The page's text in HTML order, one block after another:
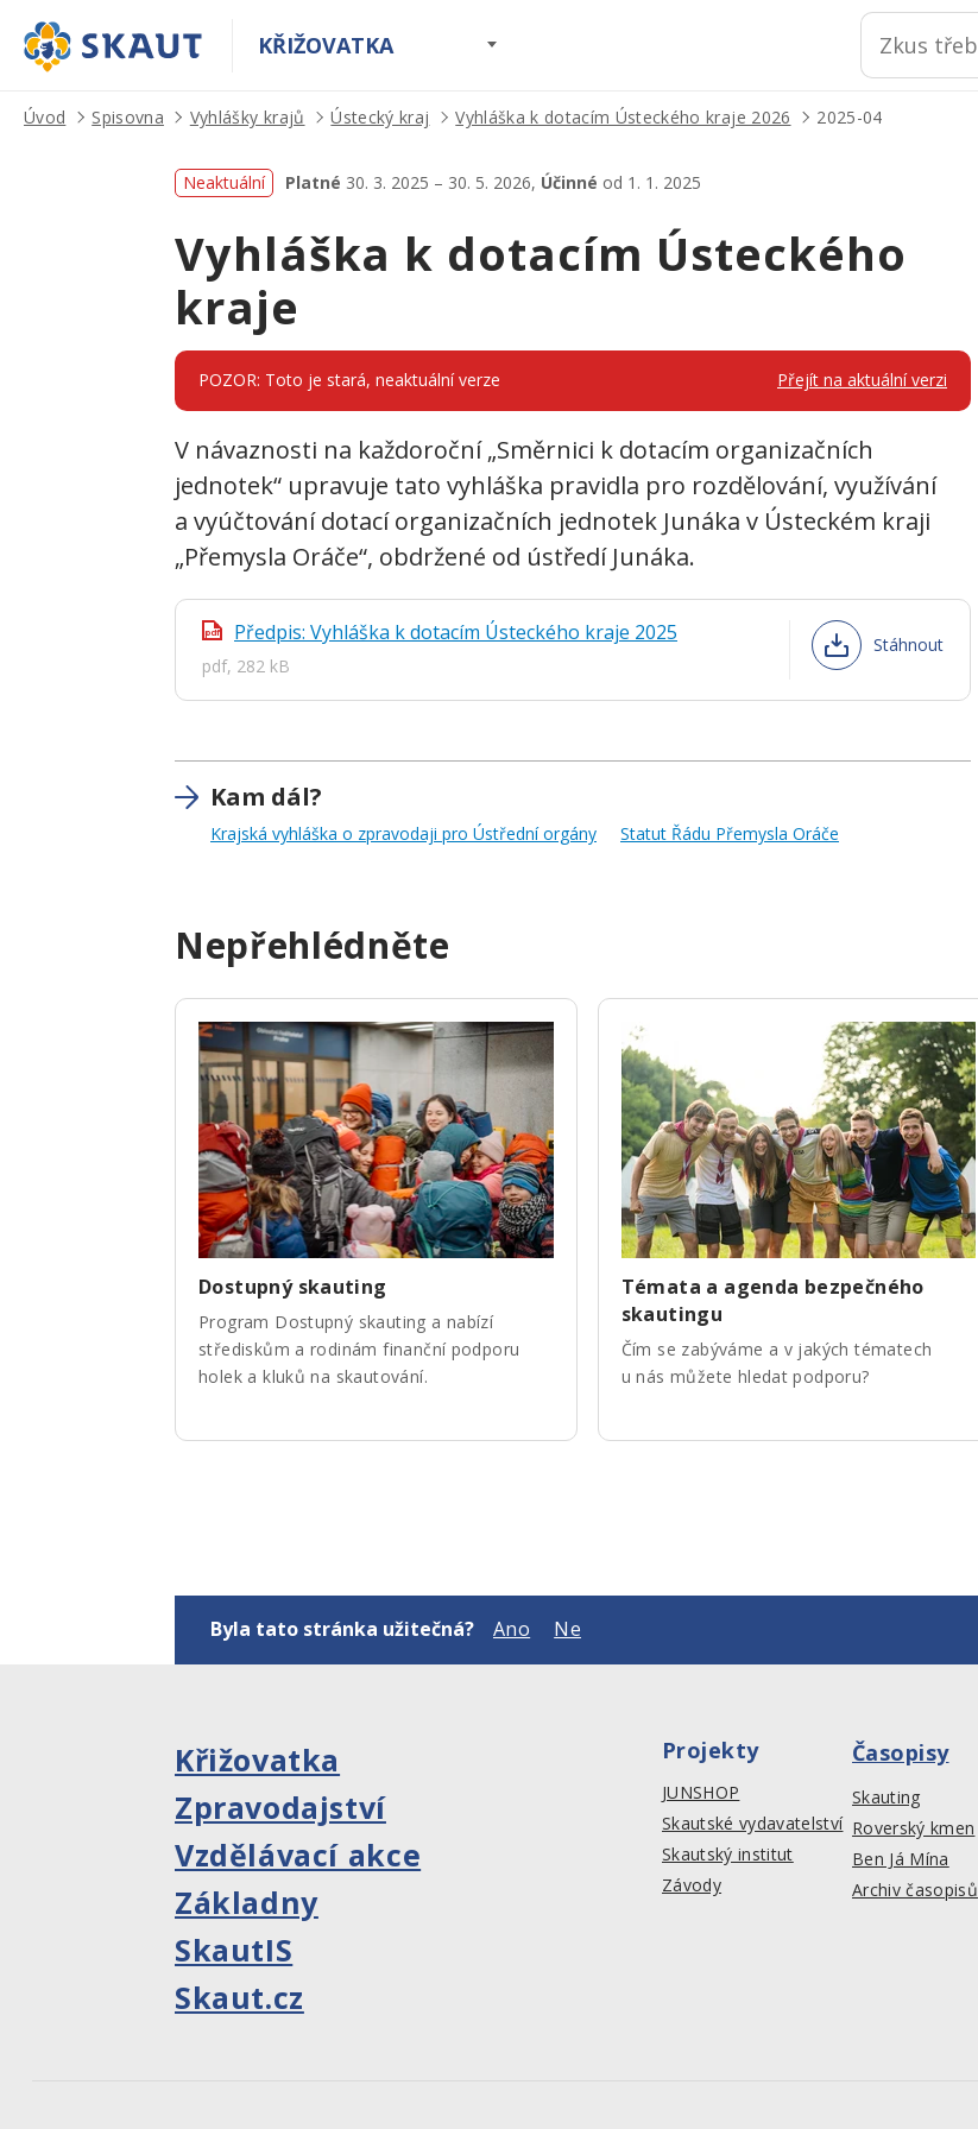
KŘIŽOVATKA
Úvod Spisovna Vyhlášky krajů Ústecký kraj Vyhláška k dotacím Ústeckého kraje 2026 2025-04
Neaktuální Platné 30. 3. 2025 – 30. 5. 2026, Účinné od 1. 1. 2025
Vyhláška k dotacím Ústeckého
kraje
POZOR: Toto je stará, neaktuální verze Přejít na aktuální verzi
V návaznosti na každoroční „Směrnici k dotacím organizačních
jednotek“ upravuje tato vyhláška pravidla pro rozdělování, využívání
a vyúčtování dotací organizačních jednotek Junáka v Ústeckém kraji
„Přemysla Oráče“, obdržené od ústředí Junáka.
pdf Předpis: Vyhláška k dotacím Ústeckého kraje 2025
pdf, 282 kB
Stáhnout
Kam dál?
Krajská vyhláška o zpravodaji pro Ústřední orgány Statut Řádu Přemysla Oráče
Nepřehlédněte
Dostupný skauting
Program Dostupný skauting a nabízí
střediskům a rodinám finanční podporu
holek a kluků na skautování.
Témata a agenda bezpečného
skautingu
Čím se zabýváme a v jakých tématech
u nás můžete hledat podporu?
Byla tato stránka užitečná? Ano Ne
Křižovatka
Zpravodajství
Vzdělávací akce
Základny
SkautIS
Skaut.cz
Projekty
JUNSHOP
Skautské vydavatelství
Skautský institut
Závody
Časopisy
Skauting
Roverský kmen
Ben Já Mína
Archiv časopisů